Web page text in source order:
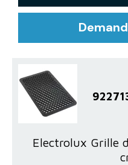
Electrolux Grille